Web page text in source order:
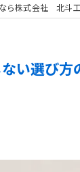
ら株式会社 北斗
い選び方